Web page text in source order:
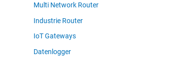
Multi Network Router
Industrie Router
IoT Gateways
Datenlogger